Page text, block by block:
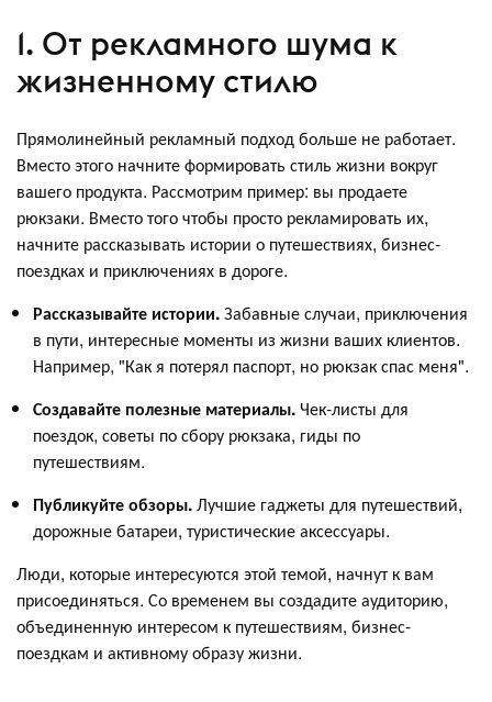
1. От рекламного шума к
жизненному стилю
Прямолинейный рекламный подход больше не работает.
Вместо этого начните формировать стиль жизни вокруг
вашего продукта. Рассмотрим пример: вы продаете
рюкзаки. Вместо того чтобы просто рекламировать их,
начните рассказывать истории о путешествиях, бизнес-
поездках и приключениях в дороге.
Рассказывайте истории.Забавные случаи, приключения
в пути, интересные моменты из жизни ваших клиентов.
Например, "Как я потерял паспорт, но рюкзак спас меня".
Создавайте полезные материалы.Чек-листы для
поездок, советы по сбору рюкзака, гиды по
путешествиям.
Публикуйте обзоры.Лучшие гаджеты для путешествий,
дорожные батареи, туристические аксессуары.
Люди, которые интересуются этой темой, начнут к вам
присоединяться. Со временем вы создадите аудиторию,
объединенную интересом к путешествиям, бизнес-
поездкам и активному образу жизни.